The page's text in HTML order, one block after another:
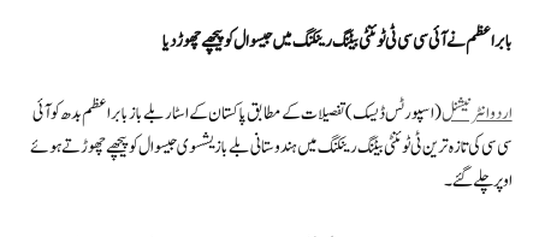
بابر اعظم نے آئی سی سی ٹی ٹوئنٹی بیٹنگ رینکنگ میں جیسوال کو پیچھے چھوڑ دیا
اردوانٹرنیشنل(اسپورٹس ڈیسک) تفصیلات کے مطابق پاکستان کے اسٹار بلے باز بابر اعظم بدھ کو آئی
سی سی کی تازہ ترین ٹی ٹوئنٹی بیٹنگ رینکنگ میں ہندوستانی بلے باز یشسوی جیسوال کو پیچھے چھوڑتے ہوئے
اوپر چلے گئے۔